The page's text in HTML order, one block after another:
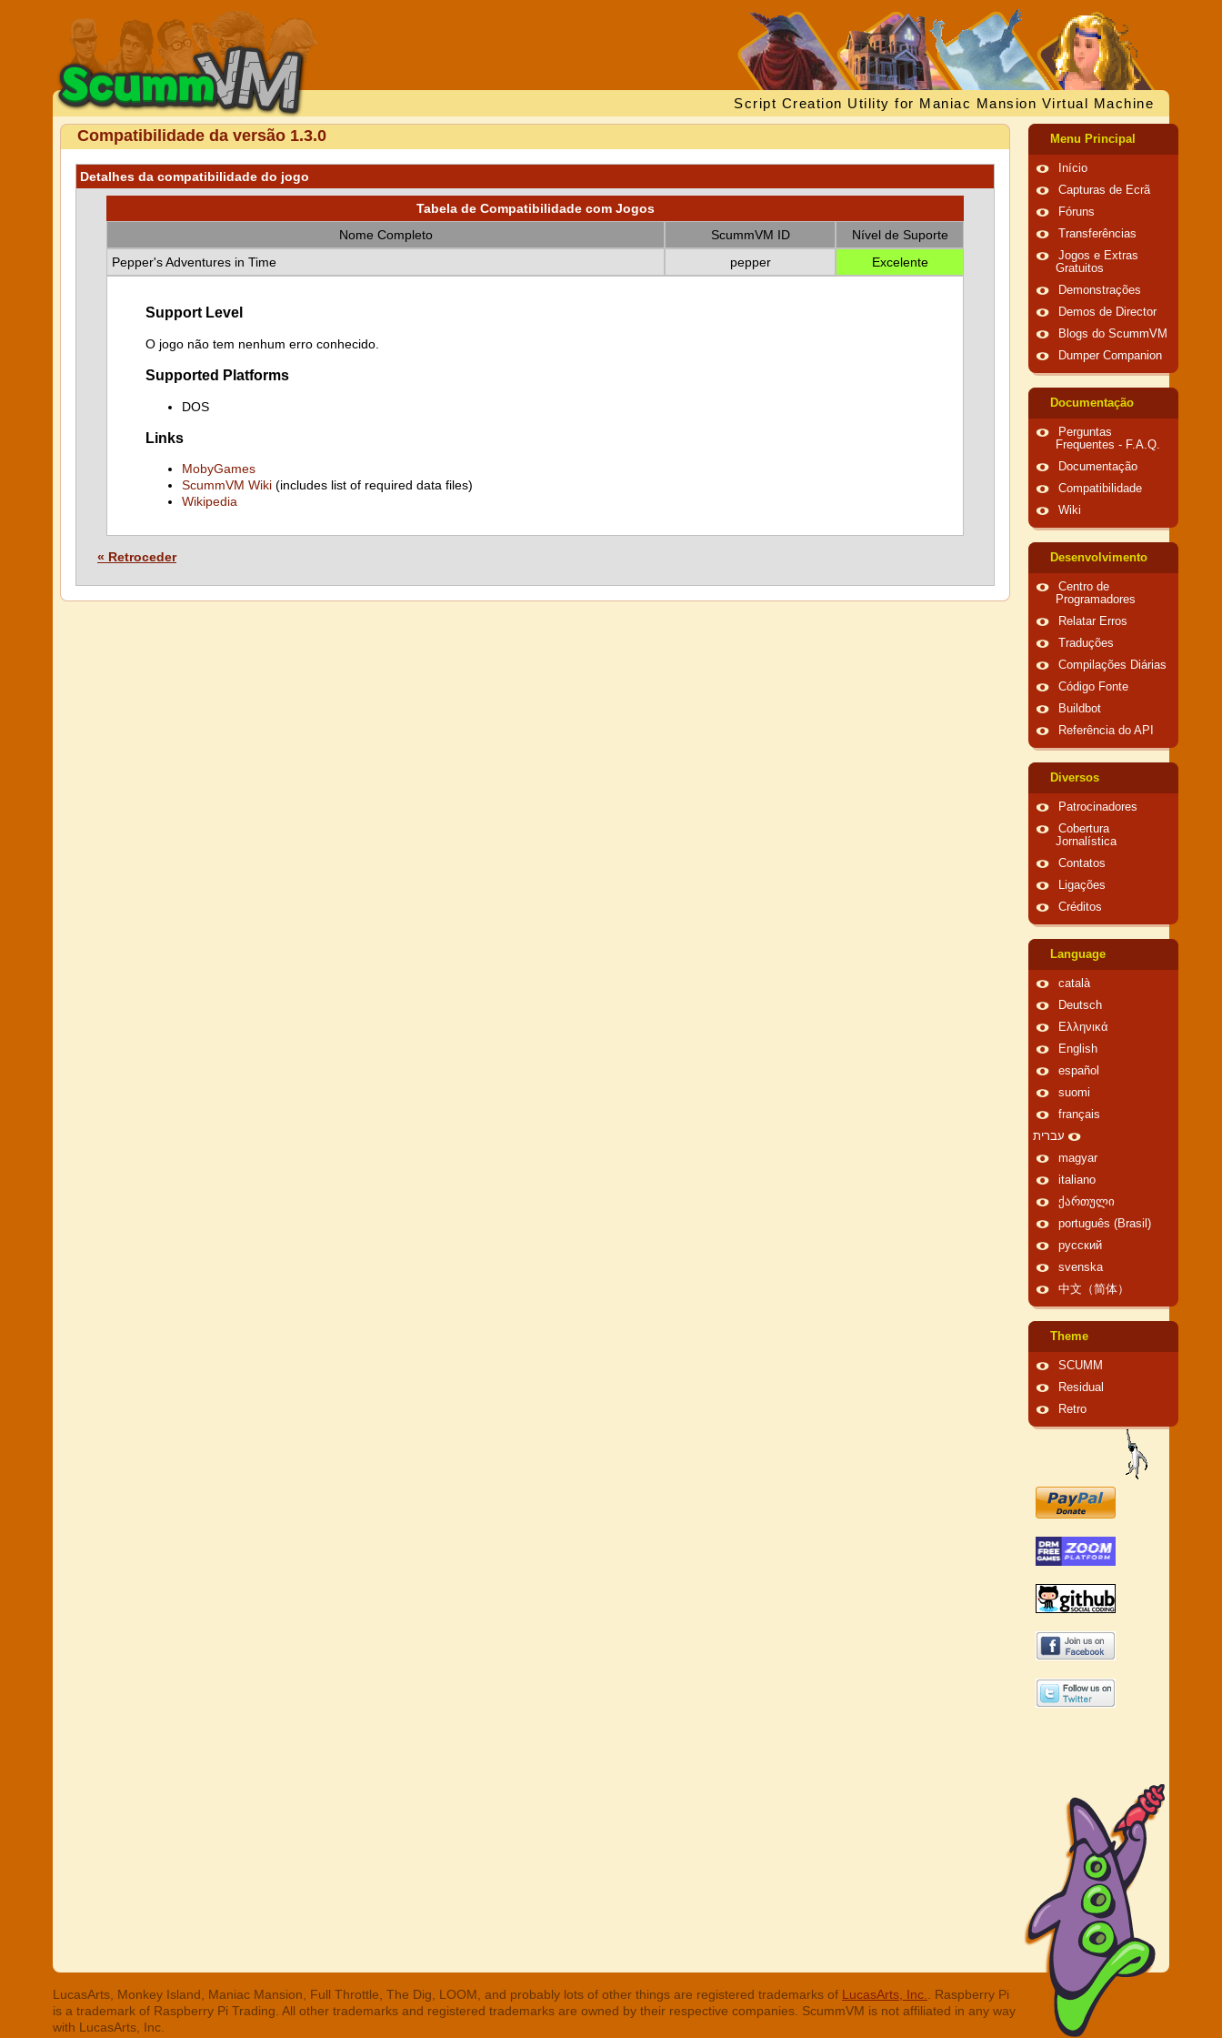
Script Creation Utility for Maniac Mansion Virtual Machine
Compatibilidade da versão 1.3.0
Detalhes da compatibilidade do jogo
Tabela de Compatibilidade com Jogos
Nome Completo
ScummVM ID
Nível de Suporte
Pepper's Adventures in Time
pepper Excelente
Support Level
O jogo não tem nenhum erro conhecido.
Supported Platforms
DOS
Links
MobyGames
ScummVM Wiki (includes list of required data files)
Wikipedia
« Retroceder
Menu Principal
Início
Capturas de Ecrã
Fóruns
Transferências
Jogos e Extras
Gratuitos
Demonstrações
Demos de Director
Blogs do ScummVM
Dumper Companion
Documentação
Perguntas
Frequentes - F.A.Q.
Documentação
Compatibilidade
Wiki
Desenvolvimento
Centro de
Programadores
Relatar Erros
Traduções
Compilações Diárias
Código Fonte
Buildbot
Referência do API
Diversos
Patrocinadores
Cobertura
Jornalística
Contatos
Ligações
Créditos
Language
català
Deutsch
Ελληνικά
English
español
suomi
français
עברית
magyar
italiano
ქართული
português (Brasil)
русский
svenska
中文（简体）
Theme
SCUMM
Residual
Retro
LucasArts, Monkey Island, Maniac Mansion, Full Throttle, The Dig, LOOM, and probably lots of other things are registered trademarks of LucasArts, Inc.
. Raspberry Pi
is a trademark of Raspberry Pi Trading. All other trademarks and registered trademarks are owned by their respective companies. ScummVM is not affiliated in any way
with LucasArts, Inc.